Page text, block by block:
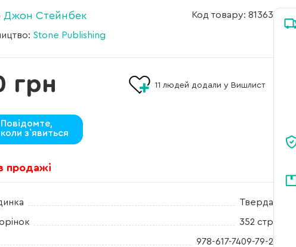
Джон Стейнбек
Stone Publishing
Код товару: 81363
грн
Повідомте,
коли з`явиться
11 людей додали у Вишлист
продажі
Тверда
352 стр
978-617-7409-79-2